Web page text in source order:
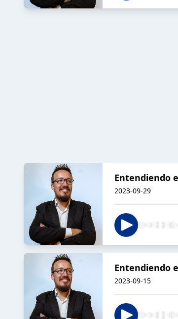
Entendiendo
2023-09-29
Entendiendo
2023-09-15